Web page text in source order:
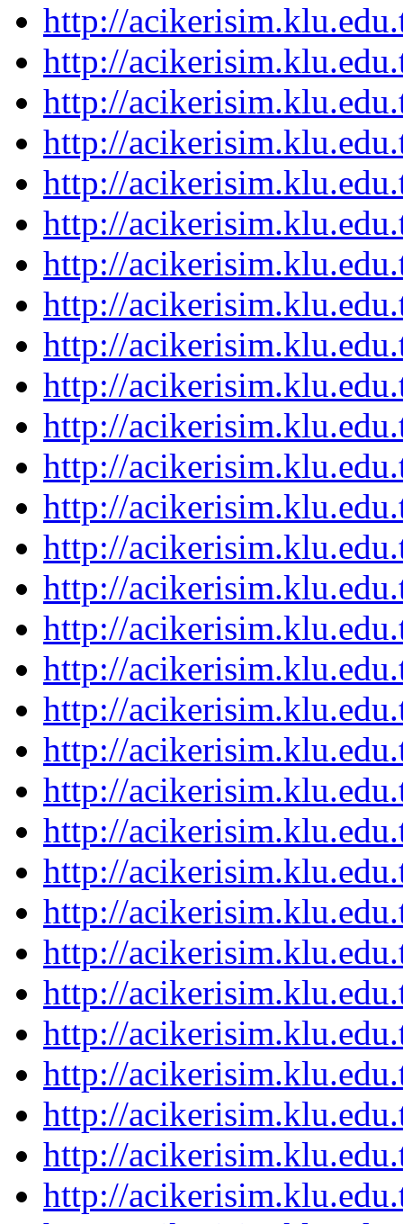
http://
http://
http://
http://
http://
http://
http://
http://
http://
http://
http://
http://
http://
http://
http://
http://
http://
http://
http://
http://
http://
http://
http://
http://
http://
http://
http://
http://
http://
http://